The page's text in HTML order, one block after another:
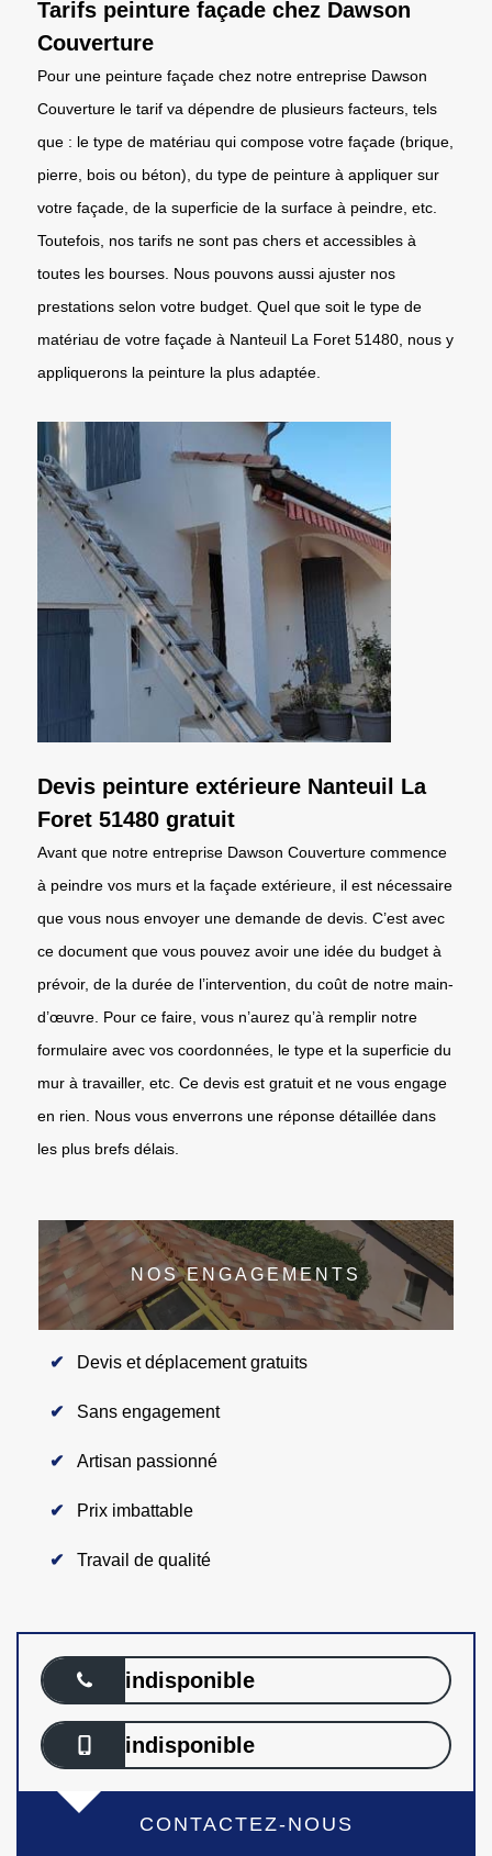
Tarifs peinture façade chez Dawson
Couverture
Pour une peinture façade chez notre entreprise Dawson
Couverture le tarif va dépendre de plusieurs facteurs, tels
que : le type de matériau qui compose votre façade (brique,
pierre, bois ou béton), du type de peinture à appliquer sur
votre façade, de la superficie de la surface à peindre, etc.
Toutefois, nos tarifs ne sont pas chers et accessibles à
toutes les bourses. Nous pouvons aussi ajuster nos
prestations selon votre budget. Quel que soit le type de
matériau de votre façade à Nanteuil La Foret 51480, nous y
appliquerons la peinture la plus adaptée.
Devis peinture extérieure Nanteuil La
Foret 51480 gratuit
Avant que notre entreprise Dawson Couverture commence
à peindre vos murs et la façade extérieure, il est nécessaire
que vous nous envoyer une demande de devis. C’est avec
ce document que vous pouvez avoir une idée du budget à
prévoir, de la durée de l’intervention, du coût de notre main-
d’œuvre. Pour ce faire, vous n’aurez qu’à remplir notre
formulaire avec vos coordonnées, le type et la superficie du
mur à travailler, etc. Ce devis est gratuit et ne vous engage
en rien. Nous vous enverrons une réponse détaillée dans
les plus brefs délais.
NOS ENGAGEMENTS
Devis et déplacement gratuits
Sans engagement
Artisan passionné
Prix imbattable
Travail de qualité
indisponible
indisponible
CONTACTEZ-NOUS